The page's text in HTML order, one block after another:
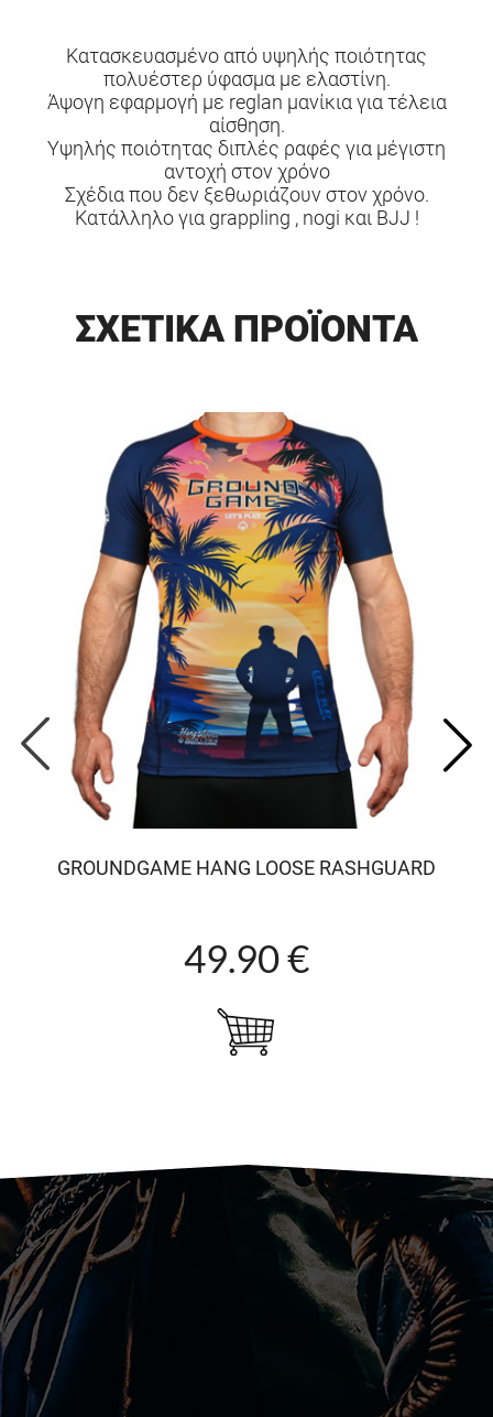
Κατασκευασμένο από υψηλής ποιότητας
πολυέστερ ύφασμα με ελαστίνη.
Άψογη εφαρμογή με reglan μανίκια για τέλεια
αίσθηση.
Υψηλής ποιότητας διπλές ραφές για μέγιστη
αντοχή στον χρόνο
Σχέδια που δεν ξεθωριάζουν στον χρόνο.
Κατάλληλο για grappling , nogi και BJJ !
ΣΧΕΤΙΚΑ ΠΡΟΪΟΝΤΑ
GROUNDGAME HANG LOOSE RASHGUARD
49.90 €